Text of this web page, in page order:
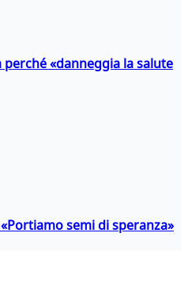
«danneggia la salute
semi di speranza»